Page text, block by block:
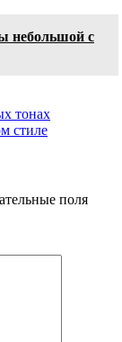
небольшой с
тонах
стиле
поля